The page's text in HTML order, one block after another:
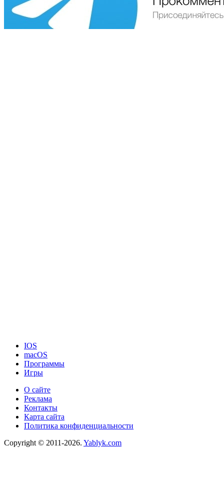
IOS
macOS
Программы
Игры
О сайте
Реклама
Контакты
Карта сайта
Политика конфиденциальности
Copyright © 2011-2026. Yablyk.сom